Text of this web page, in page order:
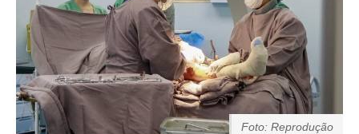
Foto: Reprodução